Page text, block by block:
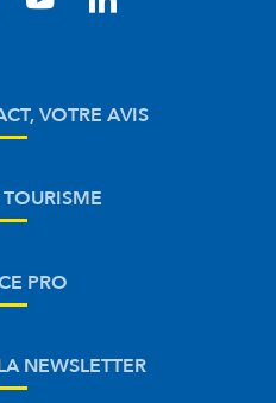
VOTRE AVIS
PRO
NEWSLETTER